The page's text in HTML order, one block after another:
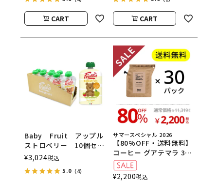
ヴァ）
CART
／ナチュラヌオヴァ）
CART
Baby Fruit アップル
ストロベリー 10個セッ
ト natura nuova（ベ
ビーフルーツ／ナチュラ
ヌオヴァ）
¥3,024税込
5.0 （4）
サマースペシャル 2026
【80%OFF・送料無料】
コーヒー グアテマラ 30
個（夏の大感謝セット）
¥2,200税込